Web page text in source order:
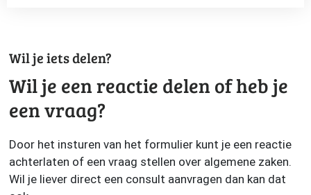
Wil je iets delen?
Wil je een reactie delen of heb je
een vraag?
Door het insturen van het formulier kunt je een reactie
achterlaten of een vraag stellen over algemene zaken.
Wil je liever direct een consult aanvragen dan kan dat